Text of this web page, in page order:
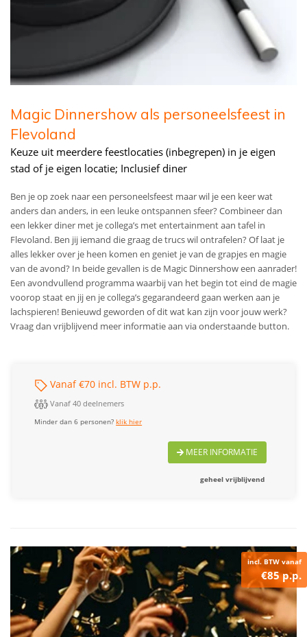
Magic Dinnershow als personeelsfeest in
Flevoland
Keuze uit meerdere feestlocaties (inbegrepen) in je eigen
stad of je eigen locatie; Inclusief diner
Ben je op zoek naar een personeelsfeest maar wil je een keer wat
anders dan anders, in een leuke ontspannen sfeer? Combineer dan
een lekker diner met je collega’s met entertainment aan tafel in
Flevoland. Ben jij iemand die graag de trucs wil ontrafelen? Of laat je
alles lekker over je heen komen en geniet je van de grapjes en magie
van de avond? In beide gevallen is de Magic Dinnershow een aanrader!
Een avondvullend programma waarbij van het begin tot eind de magie
voorop staat en jij en je collega’s gegarandeerd gaan werken aan je
lachspieren! Benieuwd geworden of dit wat kan zijn voor jouw werk?
Vraag dan vrijblijvend meer informatie aan via onderstaande button.
Vanaf €70 incl. BTW p.p.
Vanaf 40 deelnemers
Minder dan 6 personen?klik hier
MEER INFORMATIE
geheel vrijblijvend
incl. BTW vanaf
€85 p.p.